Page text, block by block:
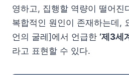
영하고, 집행할 역량이 떨어진
복합적인 원인이 존재하는데,
언의 굴레]에서 언급한 ‘제3세
라고 표현할 수 있다.